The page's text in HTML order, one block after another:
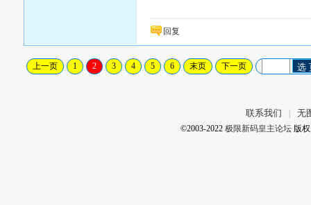
回复
上一页 1 2 3 4 5 6 末页 下一页 选
联系我们 无
©2003-2022 极限新码皇主论坛版权